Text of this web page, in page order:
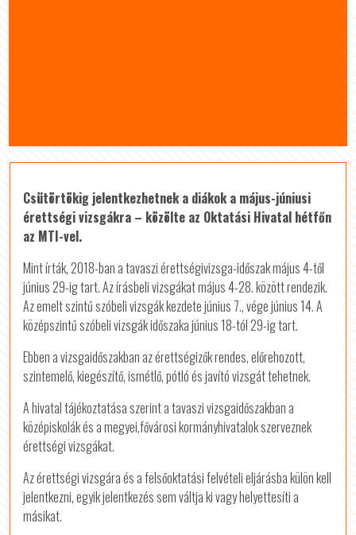
Csütörtökig jelentkezhetnek a diákok a május-júniusi
érettségi vizsgákra – közölte az Oktatási Hivatal hétfőn
az MTI-vel.
Mint írták, 2018-ban a tavaszi érettségivizsga-időszak május 4-től
június 29-ig tart. Az írásbeli vizsgákat május 4-28. között rendezik.
Az emelt szintű szóbeli vizsgák kezdete június 7., vége június 14. A
középszintű szóbeli vizsgák időszaka június 18-tól 29-ig tart.
Ebben a vizsgaidőszakban az érettségizők rendes, előrehozott,
szintemelő, kiegészítő, ismétlő, pótló és javító vizsgát tehetnek.
A hivatal tájékoztatása szerint a tavaszi vizsgaidőszakban a
középiskolák és a megyei,fővárosi kormányhivatalok szerveznek
érettségi vizsgákat.
Az érettségi vizsgára és a felsőoktatási felvételi eljárásba külön kell
jelentkezni, egyik jelentkezés sem váltja ki vagy helyettesíti a
másikat.